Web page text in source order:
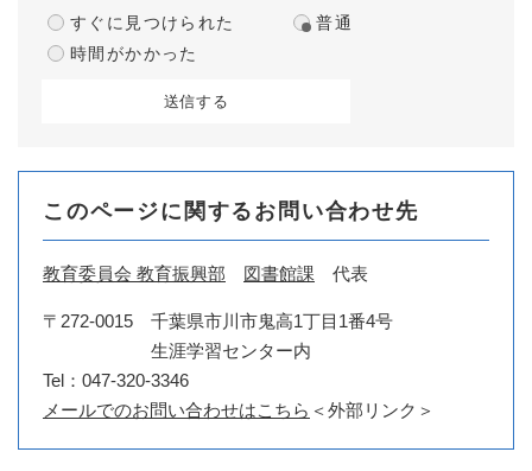
すぐに見つけられた
普通
時間がかかった
このページに関するお問い合わせ先
教育委員会 教育振興部 図書館課 代表
〒272-0015
千葉県市川市鬼高1丁目1番4号
生涯学習センター内
Tel：047-320-3346
メールでのお問い合わせはこちら ＜外部リンク＞